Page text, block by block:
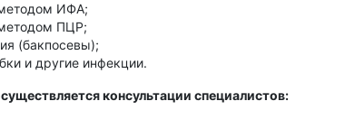
ИФА;
ПЦР;
(бакпосевы);
и другие инфекции.
консультации специалистов: